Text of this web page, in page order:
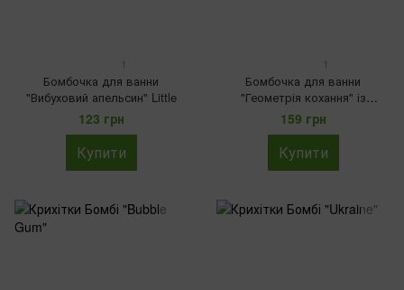
1
Бомбочка для ванни
"Вибуховий апельсин" Little
123 грн
Купити
1
Бомбочка для ванни
"Геометрія кохання" із
запахом смородини
159 грн
Купити